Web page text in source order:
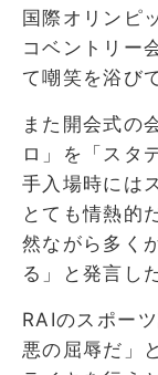
国際オリンピ
コベントリー
て嘲笑を浴び
また開会式の
ロ」を「スタ
手入場時には
とても情熱的
然ながら多く
る」と発言し
RAIのスポー
悪の屈辱だ」